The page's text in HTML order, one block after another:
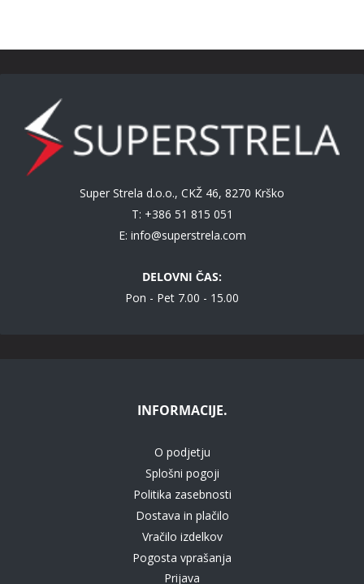
Super Strela d.o.o., CKŽ 46, 8270 Krško
T: +386 51 815 051
E: info@superstrela.com
DELOVNI ČAS:
Pon - Pet 7.00 - 15.00
INFORMACIJE.
O podjetju
Splošni pogoji
Politika zasebnosti
Dostava in plačilo
Vračilo izdelkov
Pogosta vprašanja
Prijava